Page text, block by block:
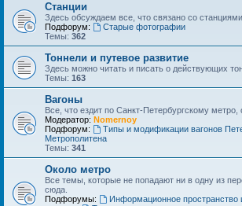
Станции
Здесь обсуждаем все, что связано со
Подфорум:
Старые фотографии
Темы: 362
Тоннели и путевое развитие
Здесь можно читать и писать о действующих
Темы: 163
Вагоны
Все, что ездит по Санкт-Петербургскому метро,
Модератор: Nomernoy
Подфорум:
Типы и модификации вагонов
Метрополитена
Темы: 341
Около метро
Все темы, которые не попадают ни в одну из
сюда.
Подфорумы:
Информационное пространство